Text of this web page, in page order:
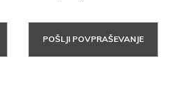
POŠLJI POVPRAŠEVANJE